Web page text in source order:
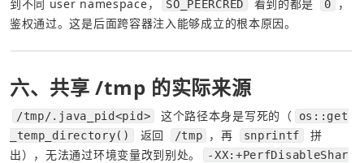
到不同 user namespace， SO_PEERCRED 看到的都是 0
，
鉴权通过。这是后面跨容器注入能够成立的根本原因。
六、共享 /tmp 的实际来源
/tmp/.java_pid<pid> 这个路径本身是写死的（
os::get
_temp_directory()
返回 /tmp ，再 snprintf
拼
出），无法通过环境变量改到别处。
-XX:+PerfDisableShar